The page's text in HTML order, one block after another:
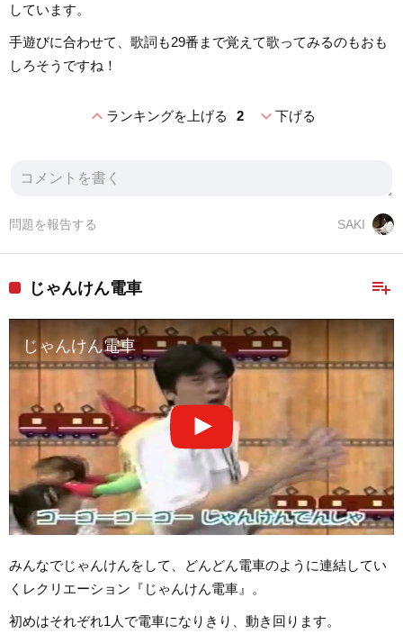
しています。
手遊びに合わせて、歌詞も29番まで覚えて歌ってみるのもおも
しろそうですね！
expand_lessランキングを上げる 2 expand_more下げる
SAKI
問題を報告する
playlist_add
じゃんけん電車
じゃんけん電車
みんなでじゃんけんをして、どんどん電車のように連結してい
くレクリエーション『じゃんけん電車』。
初めはそれぞれ1人で電車になりきり、動き回ります。